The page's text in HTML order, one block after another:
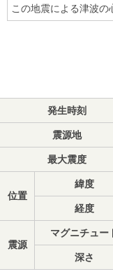
この地震による津波の
発生時刻
震源地
最大震度
位置
緯度
経度
震源
マグニチュー
深さ